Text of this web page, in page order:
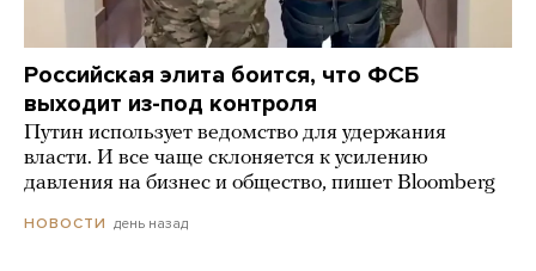
Российская элита боится, что ФСБ
выходит из-под контроля
Путин использует ведомство для удержания
власти. И все чаще склоняется к усилению
давления на бизнес и общество, пишет Bloomberg
НОВОСТИ день назад